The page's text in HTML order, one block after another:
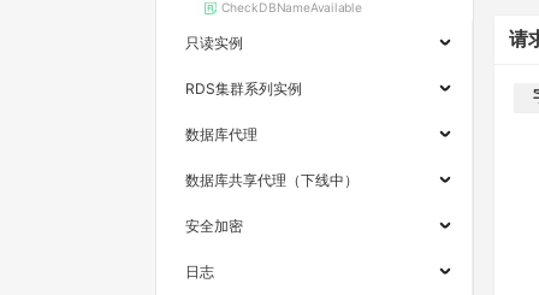
CheckDBNameAvailable
只读实例
RDS集群系列实例
数据库代理
数据库共享代理（下线中）
安全加密
日志
请